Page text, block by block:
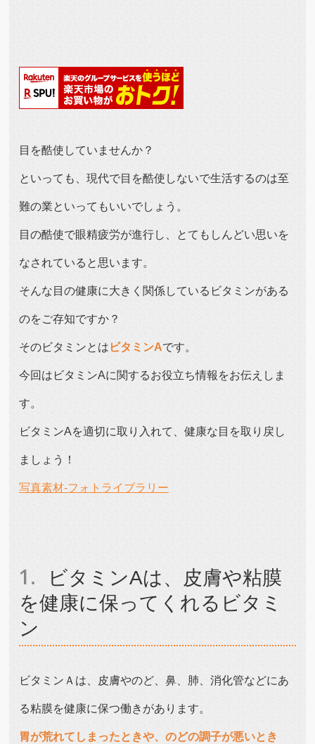
目を酷使していませんか？
といっても、現代で目を酷使しないで生活するのは至
難の業といってもいいでしょう。
目の酷使で眼精疲労が進行し、とてもしんどい思いを
なされていると思います。
そんな目の健康に大きく関係しているビタミンがある
のをご存知ですか？
そのビタミンとは ビタミンAです。
今回はビタミンAに関するお役立ち情報をお伝えしま
す。
ビタミンAを適切に取り入れて、健康な目を取り戻し
ましょう！
写真素材-フォトライブラリー
ビタミンAは、皮膚や粘膜
を健康に保ってくれるビタミ
ン
ビタミンＡは、皮膚やのど、鼻、肺、消化管などにあ
る粘膜を健康に保つ働きがあります。
胃が荒れてしまったときや、のどの調子が悪いとき